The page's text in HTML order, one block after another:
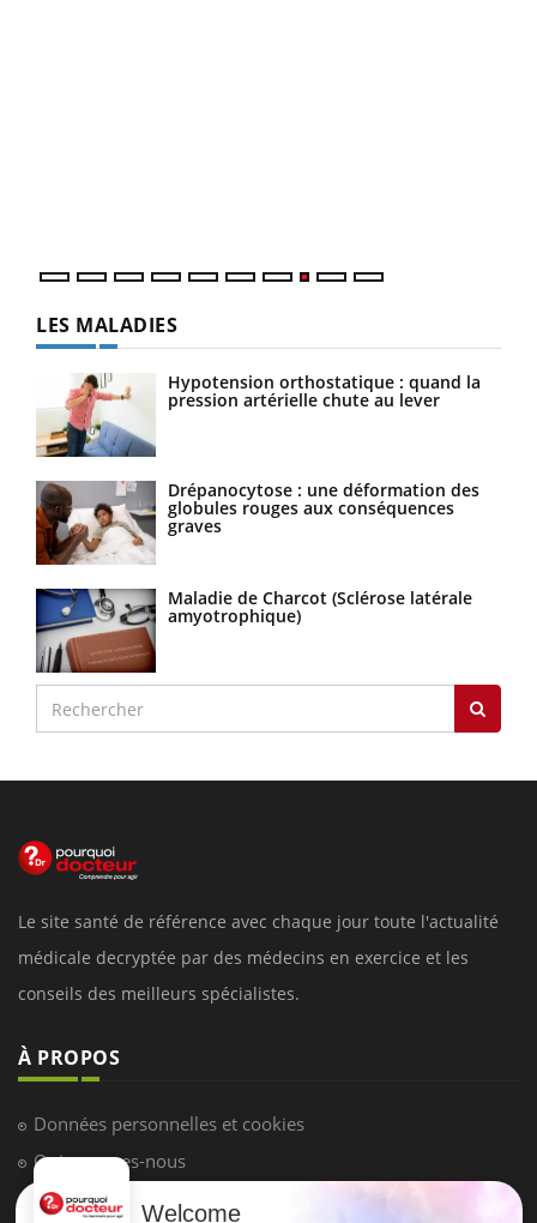
LES MALADIES
Hypotension orthostatique : quand la
pression artérielle chute au lever
Drépanocytose : une déformation des
globules rouges aux conséquences
graves
Maladie de Charcot (Sclérose latérale
amyotrophique)
Le site santé de référence avec chaque jour toute l'actualité
médicale decryptée par des médecins en exercice et les
conseils des meilleurs spécialistes.
À PROPOS
Données personnelles et cookies
Qui sommes-nous
Conditions d'utilisation
Welcome